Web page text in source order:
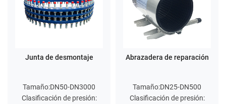
Junta de desmontaje
Tamaño:DN50-DN3000
Clasificación de presión:
Abrazadera de reparación
Tamaño:DN25-DN500
Clasificación de presión: